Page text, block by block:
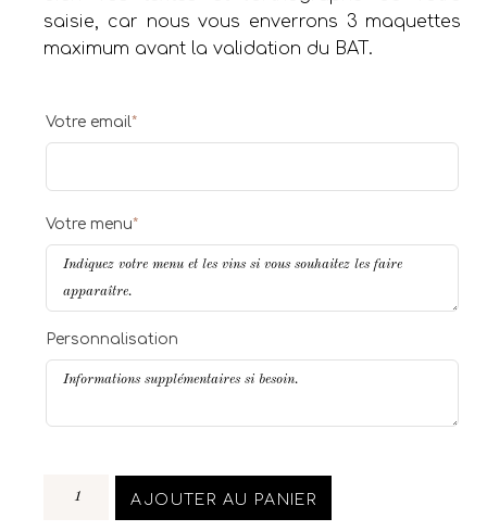
saisie, car nous vous enverrons 3 maquettes
maximum avant la validation du BAT.
Votre email*
Votre menu*
Personnalisation
AJOUTER AU PANIER